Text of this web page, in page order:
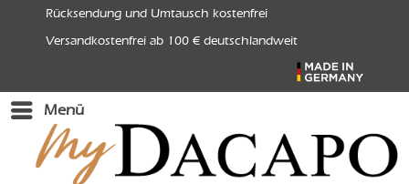
Rücksendung und Umtausch kostenfrei
Versandkostenfrei ab 100 € deutschlandweit
Menü